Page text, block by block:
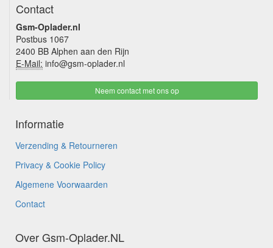
Contact
Gsm-Oplader.nl
Postbus 1067
2400 BB Alphen aan den Rijn
E-Mail: info@gsm-oplader.nl
Neem contact met ons op
Informatie
Verzending & Retourneren
Privacy & Cookie Policy
Algemene Voorwaarden
Contact
Over Gsm-Oplader.NL